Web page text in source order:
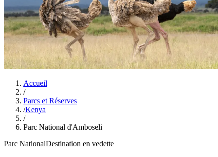
Accueil
/
Parcs et Réserves
/Kenya
/
Parc National d'Amboseli
Parc NationalDestination en vedette